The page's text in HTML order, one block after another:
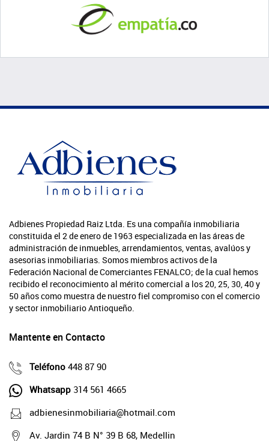
Adbienes Propiedad Raiz Ltda. Es una compañía inmobiliaria
constituida el 2 de enero de 1963 especializada en las áreas de
administración de inmuebles, arrendamientos, ventas, avalúos y
asesorias inmobiliarias. Somos miembros activos de la
Federación Nacional de Comerciantes FENALCO; de la cual hemos
recibido el reconocimiento al mérito comercial a los 20, 25, 30, 40 y
50 años como muestra de nuestro fiel compromiso con el comercio
y sector inmobiliario Antioqueño.
Mantente en Contacto
Teléfono 448 87 90
Whatsapp 314 561 4665
adbienesinmobiliaria@hotmail.com
Av. Jardin 74 B N° 39 B 68, Medellin